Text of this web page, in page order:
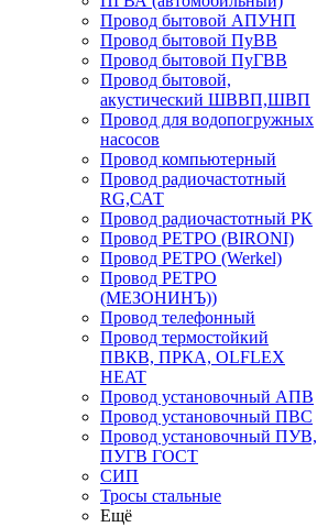
Провод бытовой АПУНП
Провод бытовой ПуВВ
Провод бытовой ПуГВВ
Провод бытовой,
акустический ШВВП,ШВП
Провод для водопогружных
насосов
Провод компьютерный
Провод радиочастотный
RG,САТ
Провод радиочастотный РК
Провод РЕТРО (BIRONI)
Провод РЕТРО (Werkel)
Провод РЕТРО
(МЕЗОНИНЪ))
Провод телефонный
Провод термостойкий
ПВКВ, ПРКА, OLFLEX
HEAT
Провод установочный АПВ
Провод установочный ПВС
Провод установочный ПУВ,
ПУГВ ГОСТ
СИП
Тросы стальные
Ещё